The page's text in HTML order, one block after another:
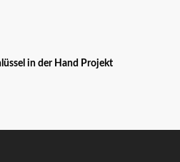
in der Hand Projekt